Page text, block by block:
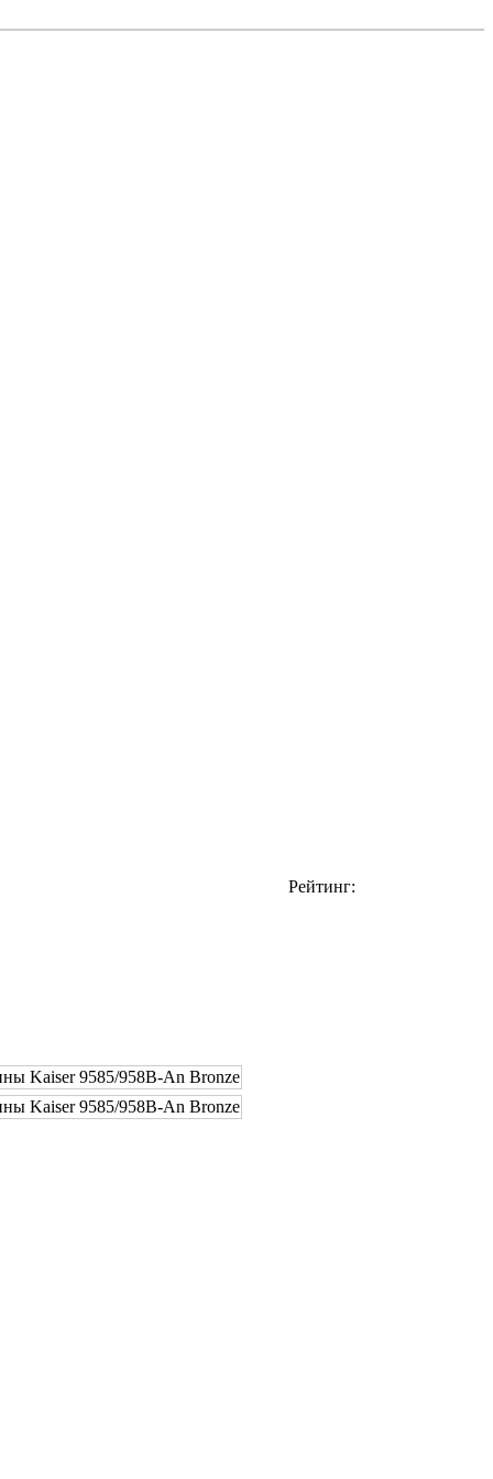
Рейтинг: